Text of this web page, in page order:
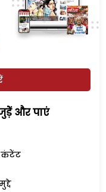
और पाएं
कंटेंट